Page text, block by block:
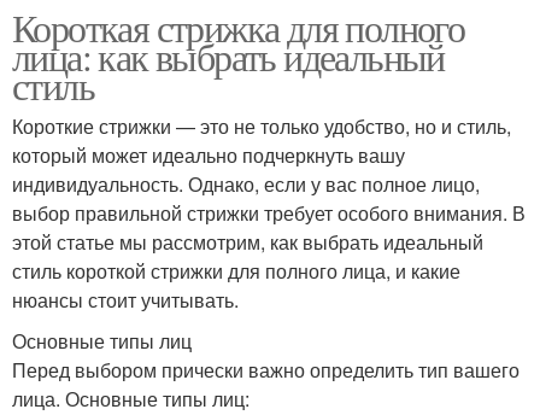
Короткая стрижка для полного
лица: как выбрать идеальный
стиль
Короткие стрижки — это не только удобство, но и стиль,
который может идеально подчеркнуть вашу
индивидуальность. Однако, если у вас полное лицо,
выбор правильной стрижки требует особого внимания. В
этой статье мы рассмотрим, как выбрать идеальный
стиль короткой стрижки для полного лица, и какие
нюансы стоит учитывать.
Основные типы лиц
Перед выбором прически важно определить тип вашего
лица. Основные типы лиц: